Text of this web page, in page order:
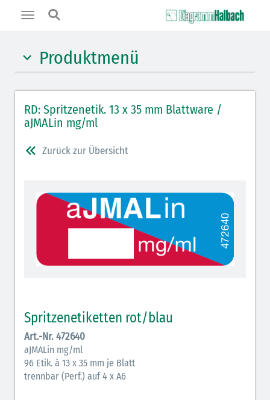
Toggle
Produktmenü
Benzodiazepine (orange)
Benzodiazepin-Antagonisten (orange schraffiert)
Muskelrelaxantien (rot weißer Kopfbalken)
Opiate/Opioide (hellblau)
Opioid-Antagonisten (hellblau schraffiert)
Lokalanästhetika (grau)
schraffiert)
Anticholinergika (hellgrün)
Cholinergika (hellgrün schraffiert)
RD: Spritzenetik. 13 x 35 mm Blattware /
aJMALin mg/ml
Zurück zur Übersicht
Spritzenetiketten rot/blau
Art.-Nr. 472640
aJMALin mg/ml
96 Etik. à 13 x 35 mm je Blatt
trennbar (Perf.) auf 4 x A6